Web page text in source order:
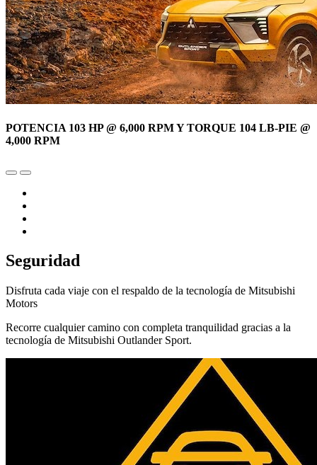
POTENCIA 103 HP @ 6,000 RPM Y TORQUE 104 LB-PIE @
4,000 RPM
Seguridad
Disfruta cada viaje con el respaldo de la tecnología de Mitsubishi
Motors
Recorre cualquier camino con completa tranquilidad gracias a la
tecnología de Mitsubishi Outlander Sport.